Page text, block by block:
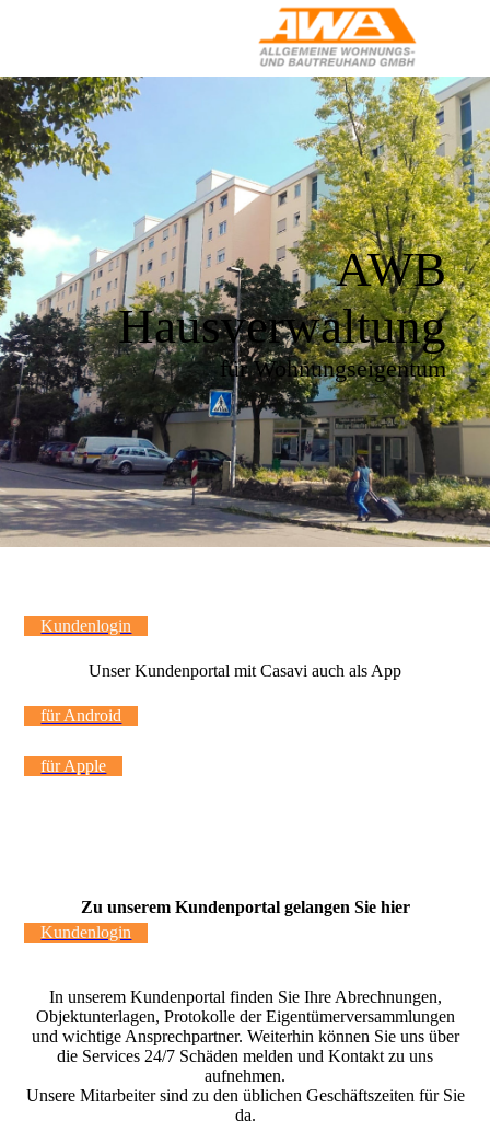
AWB
Hausverwaltung
für Wohnungseigentum
Kundenlogin
Unser Kundenportal mit Casavi auch als App
für Android
für Apple
Zu unserem Kundenportal gelangen Sie hier
Kundenlogin
In unserem Kundenportal finden Sie Ihre Abrechnungen,
Objektunterlagen, Protokolle der Eigentümerversammlungen
und wichtige Ansprechpartner. Weiterhin können Sie uns über
die Services 24/7 Schäden melden und Kontakt zu uns
aufnehmen.
Unsere Mitarbeiter sind zu den üblichen Geschäftszeiten für Sie
da.